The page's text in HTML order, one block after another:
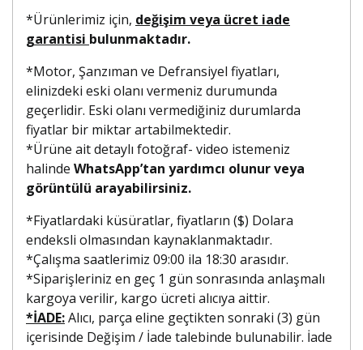
*Ürünlerimiz için, değişim veya ücret iade
garantisi bulunmaktadır.
*Motor, Şanzıman ve Defransiyel fiyatları,
elinizdeki eski olanı vermeniz durumunda
geçerlidir. Eski olanı vermediğiniz durumlarda
fiyatlar bir miktar artabilmektedir.
*Ürüne ait detaylı fotoğraf- video istemeniz
halinde WhatsApp’tan yardımcı olunur veya
görüntülü arayabilirsiniz.
*Fiyatlardaki küsüratlar, fiyatların ($) Dolara
endeksli olmasından kaynaklanmaktadır.
*Çalışma saatlerimiz 09:00 ila 18:30 arasıdır.
*Siparişleriniz en geç 1 gün sonrasında anlaşmalı
kargoya verilir, kargo ücreti alıcıya aittir.
*İADE:Alıcı, parça eline geçtikten sonraki (3) gün
içerisinde Değişim / İade talebinde bulunabilir. İade